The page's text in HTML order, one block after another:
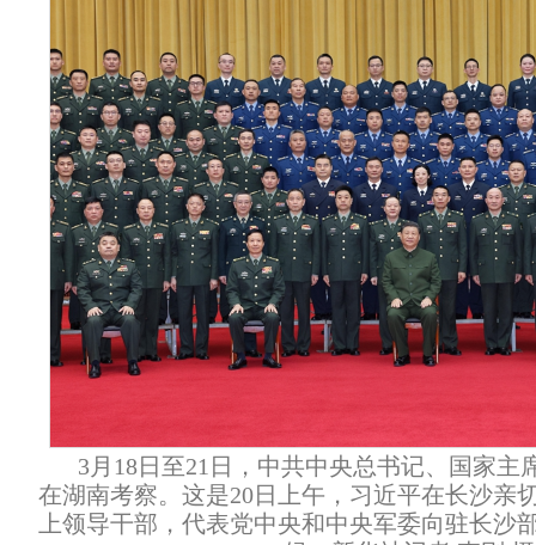
3月18日至21日，中共中央总书记、国家主
在湖南考察。这是20日上午，习近平在长沙亲
上领导干部，代表党中央和中央军委向驻长沙